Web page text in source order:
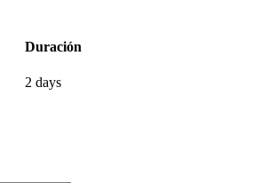
Duración
2 days